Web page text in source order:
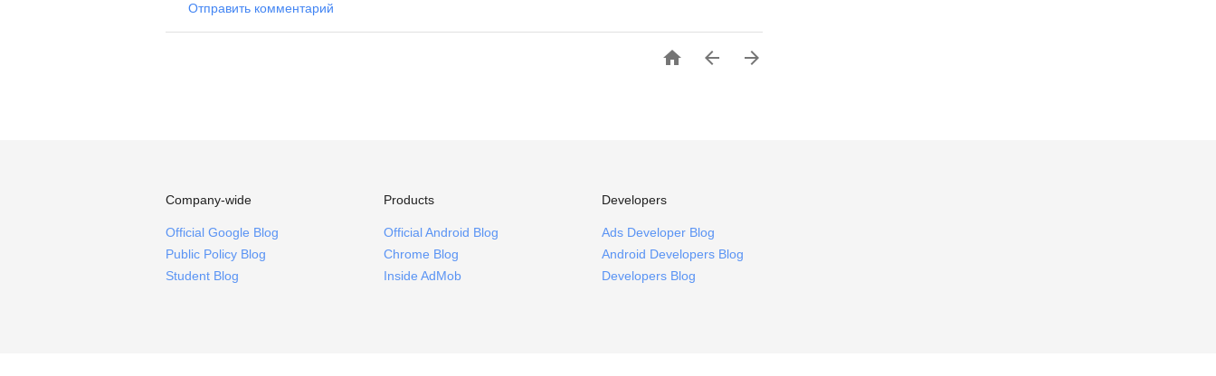
Отправить комментарий
  
Company-wide
Official Google Blog
Public Policy Blog
Student Blog
Products
Official Android Blog
Chrome Blog
Inside AdMob
Developers
Ads Developer Blog
Android Developers Blog
Developers Blog